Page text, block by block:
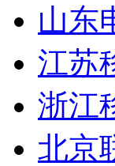
山东
江苏
浙江
北京